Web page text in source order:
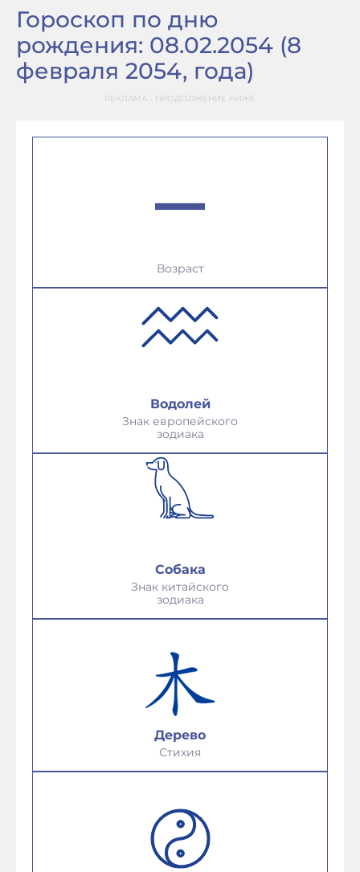
Гороскоп по дню
рождения: 08.02.2054 (8
февраля 2054, года)
РЕКЛАМА - ПРОДОЛЖЕНИЕ НИЖЕ
–
Возраст
Водолей
Знак европейского
зодиака
Собака
Знак китайского
зодиака
Дерево
Стихия